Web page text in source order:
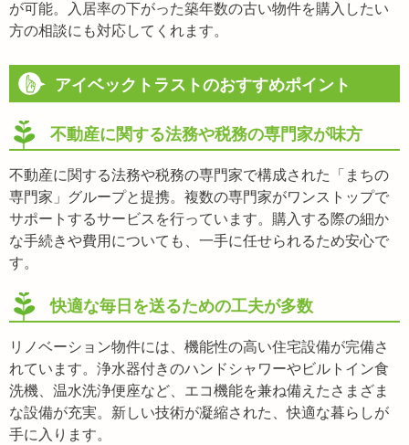
が可能。入居率の下がった築年数の古い物件を購入したい
方の相談にも対応してくれます。
アイベックトラストのおすすめポイント
不動産に関する法務や税務の専門家が味方
不動産に関する法務や税務の専門家で構成された「まちの
専門家」グループと提携。複数の専門家がワンストップで
サポートするサービスを行っています。購入する際の細か
な手続きや費用についても、一手に任せられるため安心で
す。
快適な毎日を送るための工夫が多数
リノベーション物件には、機能性の高い住宅設備が完備さ
れています。浄水器付きのハンドシャワーやビルトイン食
洗機、温水洗浄便座など、エコ機能を兼ね備えたさまざま
な設備が充実。新しい技術が凝縮された、快適な暮らしが
手に入ります。